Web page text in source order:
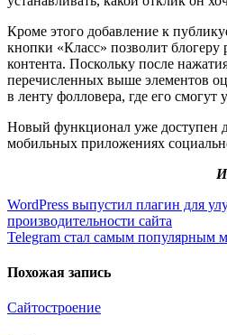
Кроме этого добавление к
кнопки «Класс» позволит блогеру
контента. Поскольку после
перечисленных выше элементов
в ленту фолловера, где его смогут
Новый функционал уже доступен
мобильных приложениях
Навигация
по
WordPress выпустил плагин для
производительности сайта
Telegram стал самым популярным
Похожая запись
Сайтостроение